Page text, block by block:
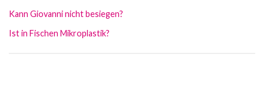
Kann Giovanni nicht besiegen?
Ist in Fischen Mikroplastik?